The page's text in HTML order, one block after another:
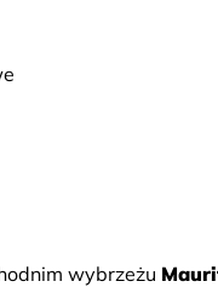
wybrzeżu